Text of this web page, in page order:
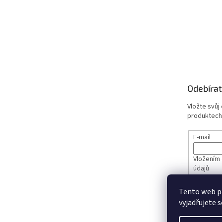
Tento web
vyjadřujete
Vložte svůj
E-mail
údajů